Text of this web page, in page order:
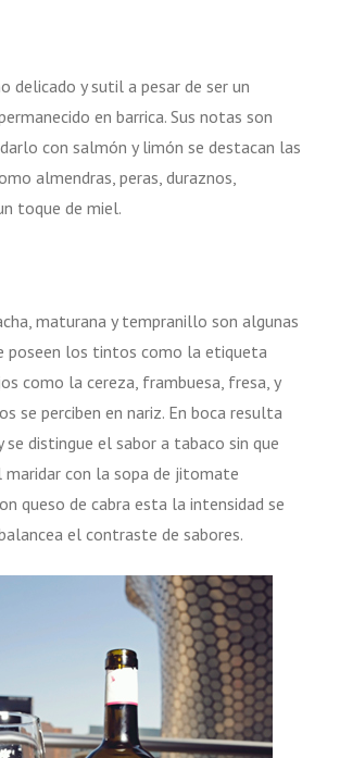
delicado y sutil a pesar de ser un
en barrica. Sus notas son
con salmón y limón se destacan las
almendras, peras, duraznos,
toque de miel.
maturana y tempranillo son algunas
poseen los tintos como la etiqueta
como la cereza, frambuesa, fresa, y
se perciben en nariz. En boca resulta
se distingue el sabor a tabaco sin que
maridar con la sopa de jitomate
queso de cabra esta la intensidad se
el contraste de sabores.